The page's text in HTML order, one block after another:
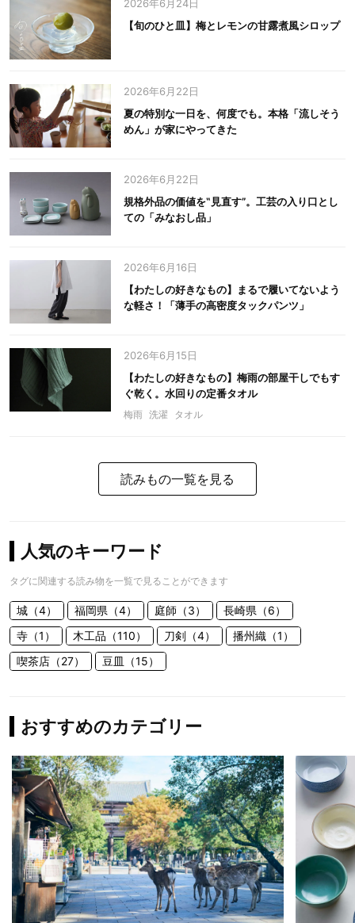
2026年6月24日
【旬のひと皿】梅とレモンの甘露煮風シロップ
2026年6月22日
夏の特別な一日を、何度でも。本格「流しそう
めん」が家にやってきた
2026年6月22日
規格外品の価値を‟見直す”。工芸の入り口とし
ての「みなおし品」
2026年6月16日
【わたしの好きなもの】まるで履いてないよう
な軽さ！「薄手の高密度タックパンツ」
2026年6月15日
【わたしの好きなもの】梅雨の部屋干しでもす
ぐ乾く。水回りの定番タオル
梅雨 洗濯 タオル
読みもの一覧を見る
人気のキーワード
タグに関連する読み物を一覧で見ることができます
城（4） 福岡県（4） 庭師（3）
長崎県（6）
寺（1）
木工品（110） 刀剣（4）
播州織（1）
喫茶店（27）
豆皿（15）
おすすめのカテゴリー